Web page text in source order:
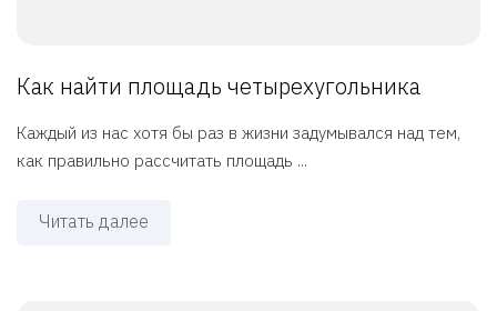
Как найти площадь четырехугольника
Каждый из нас хотя бы раз в жизни задумывался над тем,
как правильно рассчитать площадь ...
Читать далее